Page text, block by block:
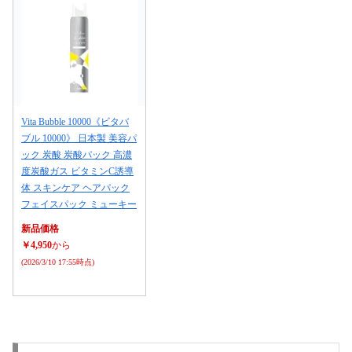
Vita Bubble 10000《ビタバ
ブル 10000》 日本製 美容パ
ック 炭酸 炭酸パック 高濃
度炭酸ガス ビタミンC誘導
体 スキンケア ヘアパック
フェイスパック ミューキー
新品価格
￥4,950から
(2026/3/10 17:55時点)